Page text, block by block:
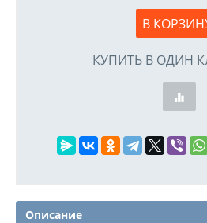
В
КУПИТЬ В ОДИН
Описание